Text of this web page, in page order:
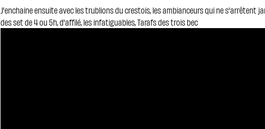
J'enchaine ensuite avec les trublions du crestois, les ambianceurs qui ne s'arrêtent
des set de 4 ou 5h, d'affilé, les infatiguables, Tarafs des trois bec